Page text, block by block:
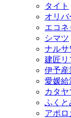
タイト
オリバ
エコネ
シマツ
ナルサ
建匠リ
伊予産
愛媛給
カタヤ
ふくと
アポロ